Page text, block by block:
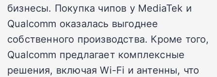
бизнесы. Покупка чипов у MediaTek и
Qualcomm оказалась выгоднее
собственного производства. Кроме того,
Qualcomm предлагает комплексные
решения, включая Wi-Fi и антенны, что